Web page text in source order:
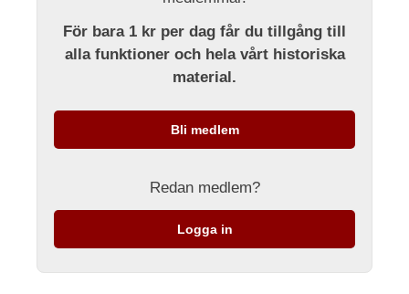
För bara 1 kr per dag får du tillgång till
alla funktioner och hela vårt historiska
material.
Bli medlem
Redan medlem?
Logga in